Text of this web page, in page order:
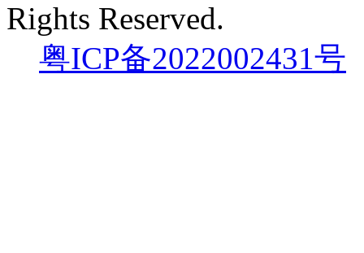
Rights Reserved.
粤ICP备2022002431号